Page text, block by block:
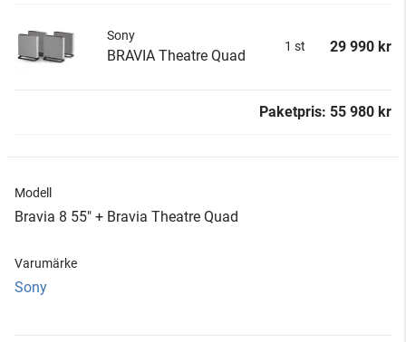
Sony
BRAVIA Theatre Quad
1 st 29 990 kr
Paketpris: 55 980 kr
Modell
Bravia 8 55" + Bravia Theatre Quad
Varumärke
Sony